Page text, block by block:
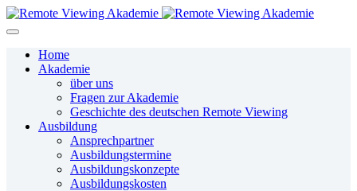
Home
Akademie
über uns
Fragen zur Akademie
Geschichte des deutschen Remote Viewing
Ausbildung
Ansprechpartner
Ausbildungstermine
Ausbildungskonzepte
Ausbildungskosten